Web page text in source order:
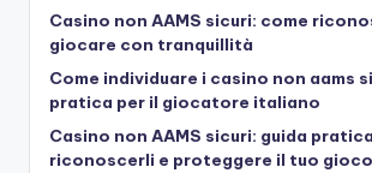
Casino non AAMS sicuri: come
giocare con tranquillità
Come individuare i casino non aams
pratica per il giocatore italiano
Casino non AAMS sicuri: guida
riconoscerli e proteggere il tuo gioco